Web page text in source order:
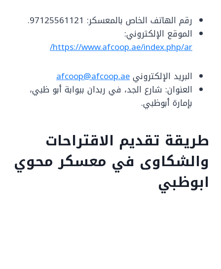
رقم الهاتف الخاص بالمعسكر: 97125561121.
الموقع الإلكتروني:
https://www.afcoop.ae/index.php/ar/
البريد الإلكترونيafcoop@afcoop.ae
العنوان: شارع الجد، في ربدان ببوابة أبو ظبي،
بإمارة أبوظبي.
طريقة تقديم الاقتراحات
والشكاوى في معسكر محوي
ابوظبي